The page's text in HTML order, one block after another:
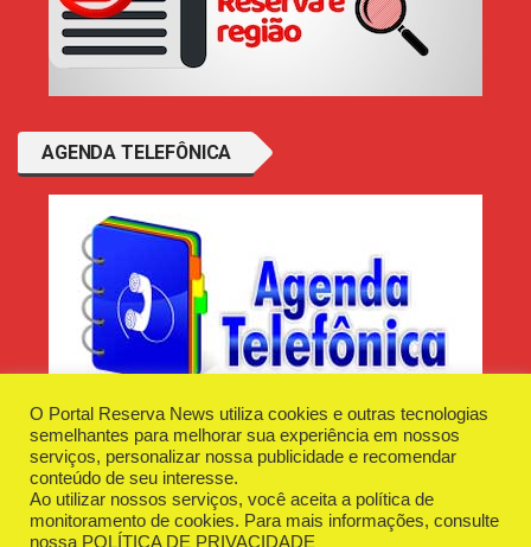
AGENDA TELEFÔNICA
Desenvolvido e Hospedado porPlugin Informática
Reserva News Tecnologia - CNPJ - 42.509.198/0001-83
O Portal Reserva News utiliza cookies e outras tecnologias
semelhantes para melhorar sua experiência em nossos
serviços, personalizar nossa publicidade e recomendar
conteúdo de seu interesse.
Ao utilizar nossos serviços, você aceita a política de
monitoramento de cookies. Para mais informações, consulte
nossa POLÍTICA DE PRIVACIDADE